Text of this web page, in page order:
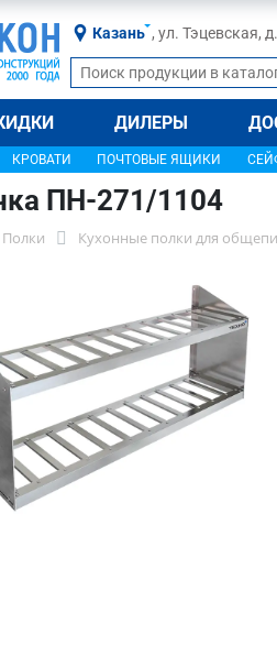
Казань , ул. Тэцевская,
ДИЛЕРЫ
КРОВАТИ ПОЧТОВЫЕ ЯЩИКИ
ПН-271/1104
Полки Кухонные полки для